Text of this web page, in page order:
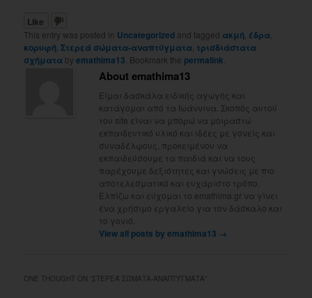
Like
This entry was posted in Uncategorized and tagged ακμή έδρα
κορυφή ,Στερεά σώματα-αναπτύγματα τρισδιάστατα
σχήματα byemathima13 . Bookmark the permalink
About emathima13
Είμαι δασκάλα ειδικής αγωγής και
κατάγομαι από τα Ιωάννινα. Σκοπός αυτού
του site είναι να μπορώ να μοιραστώ
εκπαιδευτικό υλικό και ιδέες με γονείς και
συναδέλφους, προκειμένου να
εκπαιδεύσουμε τα παιδιά και να τους
παρέχουμε δεξιότητες και γνώσεις με πιο
αποτελεσματικό και ευχάριστο τρόπο.
Ελπίζω και εύχομαι το emathima.gr να γίνει
ένα χρήσιμο εργαλείο για τον δάσκαλο και
το γονιό.
View all posts by emathima13 →
ONE THOUGHT ON “ΣΤΕΡΕΆ ΣΏΜΑΤΑ-ΑΝΑΠΤΎΓΜΑΤΑ ”